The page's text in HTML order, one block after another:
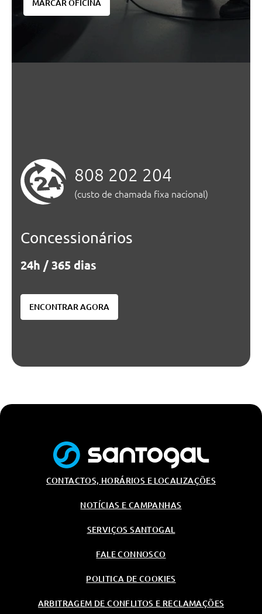
MARCAR OFICINA
808 202 204
(custo de chamada fixa nacional)
Concessionários
24h / 365 dias
ENCONTRAR AGORA
CONTACTOS, HORÁRIOS E LOCALIZAÇÕES
NOTÍCIAS E CAMPANHAS
SERVIÇOS SANTOGAL
FALE CONNOSCO
POLITICA DE COOKIES
ARBITRAGEM DE CONFLITOS E RECLAMAÇÕES